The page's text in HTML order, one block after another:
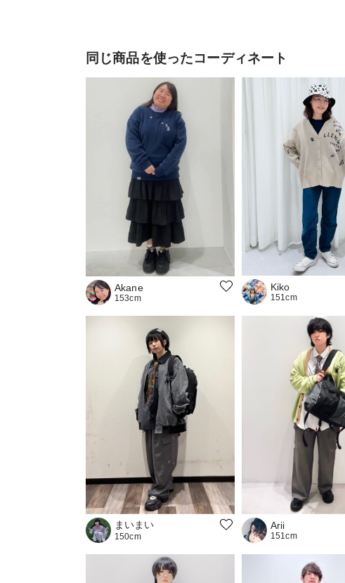
同じ商品を使ったコーディネート
Akane
153cm
Kiko
151cm
まいまい
150cm
Arii
151cm